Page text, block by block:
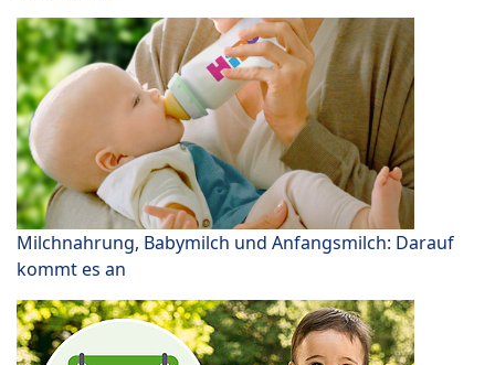
Milchnahrung, Babymilch und Anfangsmilch: Darauf
kommt es an